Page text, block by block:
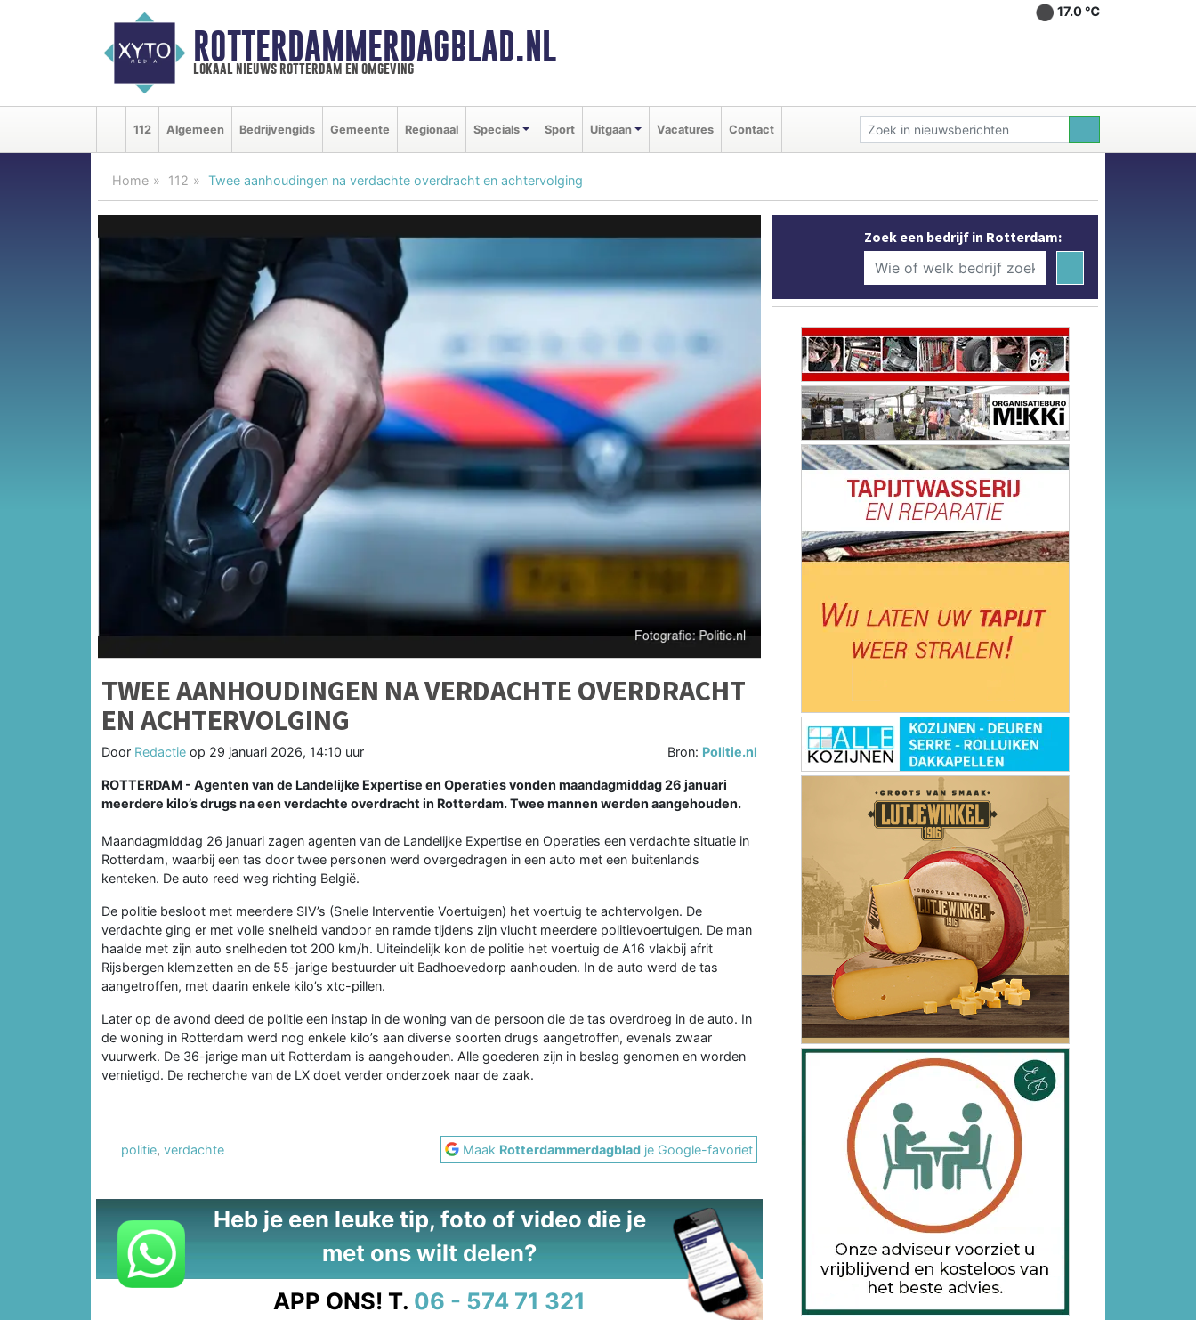
ROTTERDAMMERDAGBLAD.NL
lokaal nieuws rotterdam en omgeving
17.0 ℃
112 Algemeen Bedrijvengids Gemeente Regionaal Specials Sport Uitgaan Vacatures Contact
Home 112 Twee aanhoudingen na verdachte overdracht en achtervolging
TWEE AANHOUDINGEN NA VERDACHTE OVERDRACHT
EN ACHTERVOLGING
Door Redactie op 29 januari 2026, 14:10 uur Bron: Politie.nl
ROTTERDAM - Agenten van de Landelijke Expertise en Operaties vonden maandagmiddag 26 januari
meerdere kilo’s drugs na een verdachte overdracht in Rotterdam. Twee mannen werden aangehouden.
Maandagmiddag 26 januari zagen agenten van de Landelijke Expertise en Operaties een verdachte situatie in
Rotterdam, waarbij een tas door twee personen werd overgedragen in een auto met een buitenlands
kenteken. De auto reed weg richting België.
De politie besloot met meerdere SIV’s (Snelle Interventie Voertuigen) het voertuig te achtervolgen. De
verdachte ging er met volle snelheid vandoor en ramde tijdens zijn vlucht meerdere politievoertuigen. De man
haalde met zijn auto snelheden tot 200 km/h. Uiteindelijk kon de politie het voertuig de A16 vlakbij afrit
Rijsbergen klemzetten en de 55-jarige bestuurder uit Badhoevedorp aanhouden. In de auto werd de tas
aangetroffen, met daarin enkele kilo’s xtc-pillen.
Later op de avond deed de politie een instap in de woning van de persoon die de tas overdroeg in de auto. In
de woning in Rotterdam werd nog enkele kilo’s aan diverse soorten drugs aangetroffen, evenals zwaar
vuurwerk. De 36-jarige man uit Rotterdam is aangehouden. Alle goederen zijn in beslag genomen en worden
vernietigd. De recherche van de LX doet verder onderzoek naar de zaak.
politie, verdachte Maak Rotterdammerdagblad je Google-favoriet
Heb je een leuke tip, foto of video die je
met ons wilt delen?
APP ONS! T. 06 - 574 71 321
Zoek een bedrijf in Rotterdam: